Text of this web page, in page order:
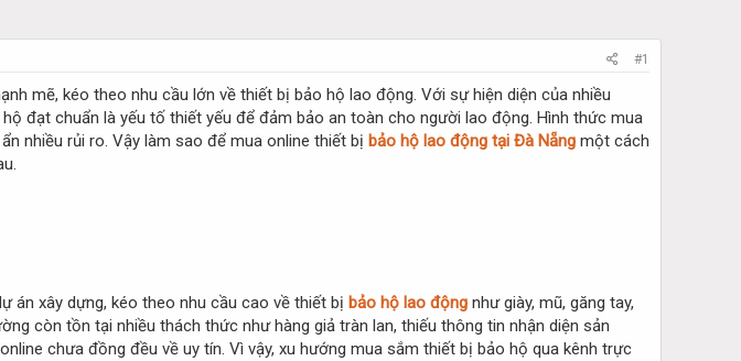
#1
mẽ, kéo theo nhu cầu lớn về thiết bị bảo hộ lao động. Với sự hiện diện của nhiều
đạt chuẩn là yếu tố thiết yếu để đảm bảo an toàn cho người lao động. Hình thức mua
nhiều rủi ro. Vậy làm sao để mua online thiết bị bảo hộ lao động tại Đà Nẵng một cách
án xây dựng, kéo theo nhu cầu cao về thiết bị bảo hộ lao động như giày, mũ, găng tay,
còn tồn tại nhiều thách thức như hàng giả tràn lan, thiếu thông tin nhận diện sản
chưa đồng đều về uy tín. Vì vậy, xu hướng mua sắm thiết bị bảo hộ qua kênh trực